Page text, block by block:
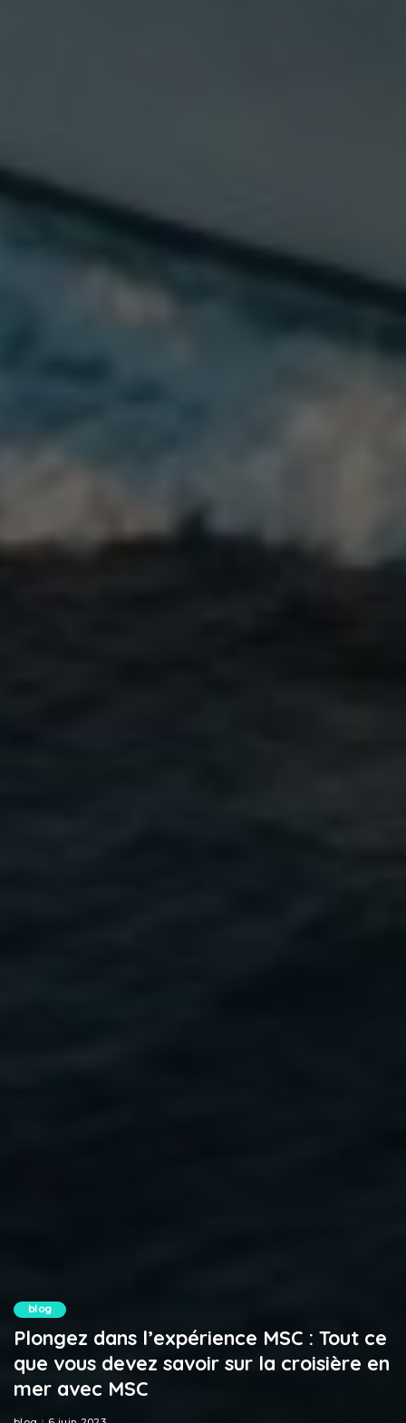
blog
Plongez dans l’expérience MSC : Tout ce
que vous devez savoir sur la croisière en
mer avec MSC